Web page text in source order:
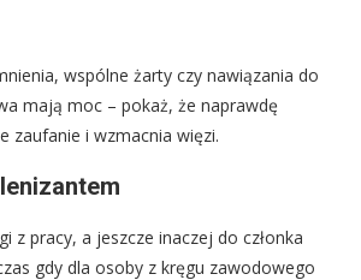
wspólne żarty czy nawiązania do
mają moc – pokaż, że naprawdę
zaufanie i wzmacnia więzi.
z pracy, a jeszcze inaczej do członka
gdy dla osoby z kręgu zawodowego